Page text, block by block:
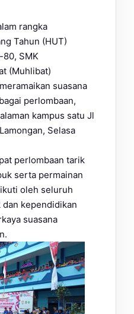
rangka
Tahun (HUT)
80, SMK
(Muhlibat)
suasana
perlombaan,
kampus satu Jl
Selasa
perlombaan tarik
serta permainan
oleh seluruh
kependidikan
suasana